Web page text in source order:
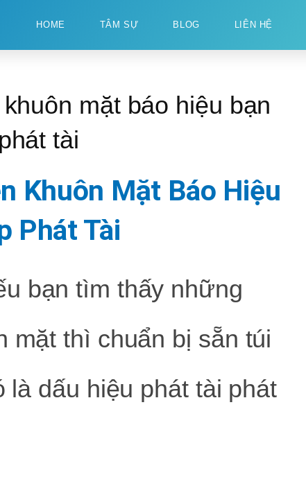
HOME TÂM SỰ BLOG LIÊN HỆ
Khuôn Mặt Báo Hiệu
Phát Tài
bạn tìm thấy những
mặt thì chuẩn bị sẵn túi
dấu hiệu phát tài phát